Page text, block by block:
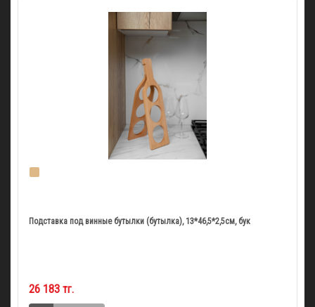
Подставка под винные бутылки (бутылка), 13*46,5*2,5см, бук
26 183 тг.